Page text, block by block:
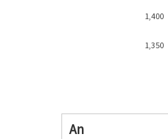
1,350
1,400
An